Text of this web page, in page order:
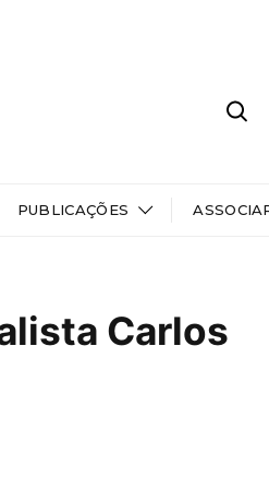
PUBLICAÇÕES
Carlos